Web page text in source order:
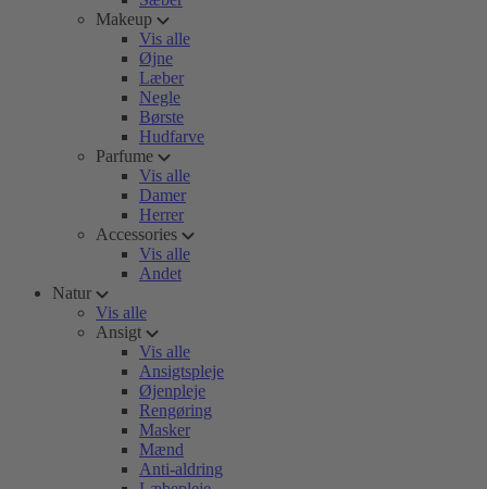
Makeup
Vis alle
Øjne
Læber
Negle
Børste
Hudfarve
Parfume
Vis alle
Damer
Herrer
Accessories
Vis alle
Andet
Natur
Vis alle
Ansigt
Vis alle
Ansigtspleje
Øjenpleje
Rengøring
Masker
Mænd
Anti-aldring